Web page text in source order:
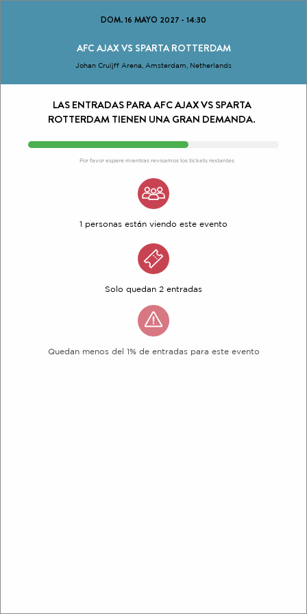
DOM. 16 MAYO 2027 - 14:30
AFC AJAX VS SPARTA ROTTERDAM
Johan Cruijff Arena, Amsterdam, Netherlands
LAS ENTRADAS PARA AFC AJAX VS SPARTA
ROTTERDAM TIENEN UNA GRAN DEMANDA.
Por favor espere mientras revisamos los tickets restantes
1 personas están viendo este evento
Solo quedan 2 entradas
Quedan menos del 1% de entradas para este evento